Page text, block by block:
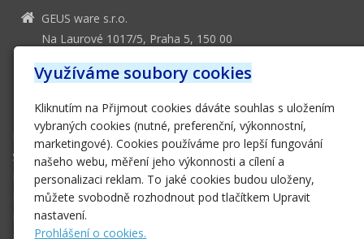
GEUS ware s.r.o.
Na Laurové 1017/5, Praha 5, 150 00
geus@geus.cz
251 555 556
251 552 161
Domů
Software
Hardware
E-SHOP
Podpora
Využíváme soubory cookies
Kliknutím na Přijmout cookies dáváte souhlas s uložením
vybraných cookies (nutné, preferenční, výkonnostní,
marketingové). Cookies používáme pro lepší fungování
našeho webu, měření jeho výkonnosti a cílení a
personalizaci reklam. To jaké cookies budou uloženy,
můžete svobodně rozhodnout pod tlačítkem Upravit
nastavení.
Prohlášení o cookies.